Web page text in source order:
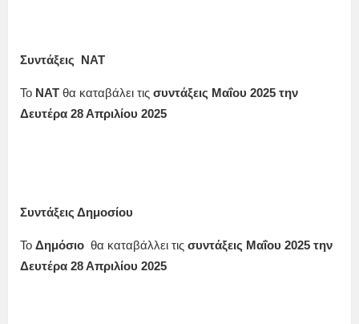
Συντάξεις ΝΑΤ
Το ΝΑΤ θα καταβάλει τις συντάξεις Μαΐου 2025 την
Δευτέρα 28 Απριλίου 2025
Συντάξεις Δημοσίου
Το Δημόσιο θα καταβάλλει τις συντάξεις Μαΐου 2025 την
Δευτέρα 28 Απριλίου 2025